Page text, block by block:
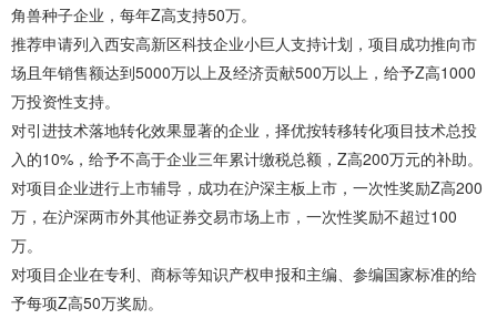
角兽种子企业，每年Z高支持50万。
推荐申请列入西安高新区科技企业小巨人支持计划，项目成功推向市
场且年销售额达到5000万以上及经济贡献500万以上，给予Z高1000
万投资性支持。
对引进技术落地转化效果显著的企业，择优按转移转化项目技术总投
入的10%，给予不高于企业三年累计缴税总额，Z高200万元的补助。
对项目企业进行上市辅导，成功在沪深主板上市，一次性奖励Z高200
万，在沪深两市外其他证券交易市场上市，一次性奖励不超过100
万。
对项目企业在专利、商标等知识产权申报和主编、参编国家标准的给
予每项Z高50万奖励。